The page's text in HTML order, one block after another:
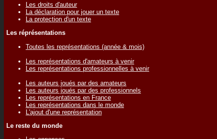
Les droits d'auteur
La déclaration pour jouer un texte
La protection d'un texte
Les réprésentations
Toutes les représentations (année & mois)
Les représentations d'amateurs à venir
Les représentations professionnelles à venir
Les auteurs joués par des amateurs
Les auteurs joués par des professionnels
Les représentations en France
Les représentations dans le monde
L'ajout d'une représentation
Le reste du monde